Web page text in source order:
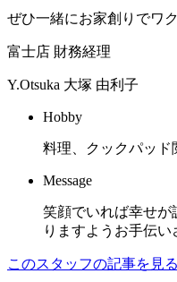
ぜひ一緒にお家創りでワ
富士店 財務経理
Y.Otsuka 大塚 由利子
Hobby
料理、クックパッド
Message
笑顔でいれば幸せが
りますようお手伝い
このスタッフの記事を見る